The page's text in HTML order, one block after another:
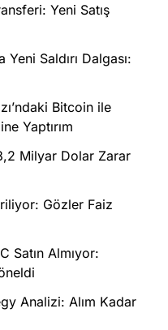
Yeni Satış
Yeni Saldırı Dalgası:
Bitcoin ile
Yaptırım
Milyar Dolar Zarar
Gözler Faiz
Satın Almıyor:
Analizi: Alım Kadar